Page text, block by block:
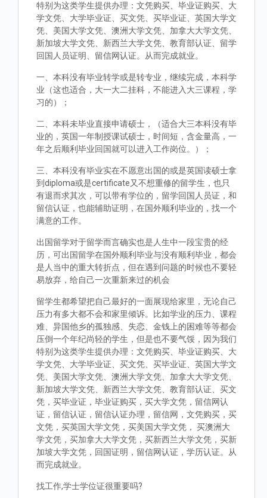
特别为这类学生提供办理：文凭购买、毕业证购买、大
学文凭、大学毕业证、买文凭、买毕业证、英国大学文
凭、美国大学文凭、澳洲大学文凭、加拿大大学文凭、
新加坡大学文凭、新西兰大学文凭、教育部认证、留学
回国人员证明、留信网认证。从而完成就业。
一、本科没有毕业转学或是转专业，继续完成，本科学
业（这也适合，大一大二挂科，不能进入大三课程，学
习的）；
二、本科未毕业直接申请硕士，（适合大三本科没有毕
业的，英国一年制授课试硕士，时间短，含金量高，一
年之后顺利毕业回国就可以进入工作岗位。）；
三、本科没有毕业实在不愿意出国的或是英国读硕士拿
到diploma或是certificate又不想重修的留学生，也只
有退而求其次，可以带有学位的，留学回国人员证，和
留信认证，也能辅助证明，在国外顺利毕业的，找一个
满意的工作。
出国留学对于留学而言确实也是人生中一段宝贵的经
历，可出国留学在国外顺利毕业与没有顺利毕业，都会
是人当中的重大转折点，但在遇到问题的时候也不要轻
易放弃，给自己一次重新来过的机会
留学生都希望把自己最好的一面展现给家里，无论自己
压力有多大都不会和家里倾诉。比如学业的压力、课程
难、异国他乡的孤独感、失恋、金钱上的困难等等都会
压倒一个年纪尚轻的学生，但是也不要气馁，因为我们
特别为这类学生提供办理：文凭购买、毕业证购买、大
学文凭、大学毕业证、买文凭、买毕业证、英国大学文
凭、美国大学文凭、澳洲大学文凭、加拿大大学文凭、
新加坡大学文凭、新西兰大学文凭、教育部认证、买文
凭，买毕业证，毕业证购买，买大学文凭，留信网认
证，留信认证，留信认证办理，留信网，文凭购买，买
文凭，买英国大学文凭，买美国大学文凭， 买澳洲大
学文凭，买加拿大大学文凭，买新西兰大学文凭，买新
加坡大学文凭，回国证明，留信网认证，学历认证。从
而完成就业。
找工作,学士学位证很重要吗?